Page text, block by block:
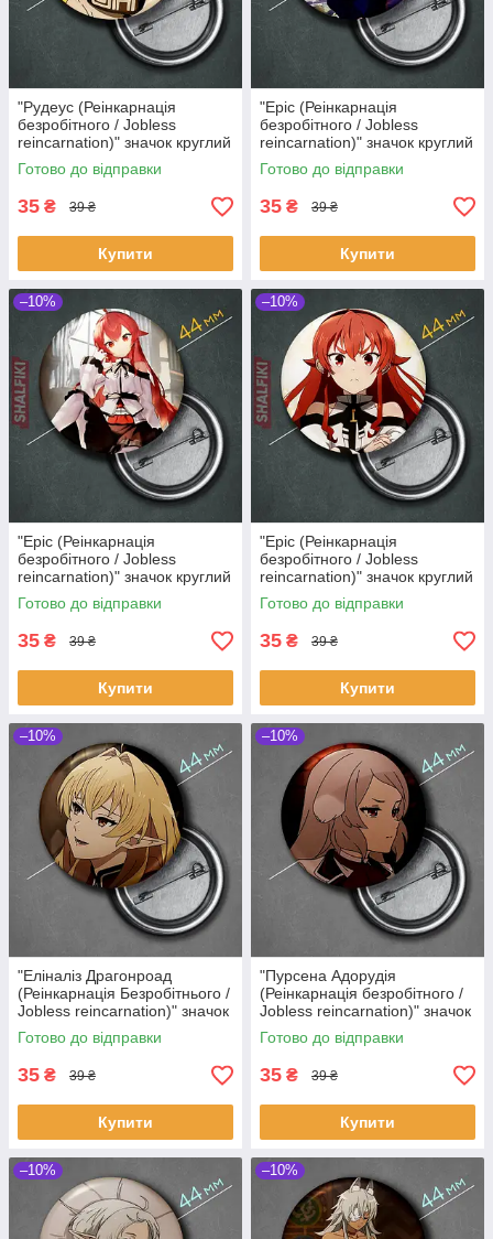
"Рудеус (Реінкарнація
безробітного / Jobless
reincarnation)" значок круглий
на булавці Ø44 мм
Готово до відправки
35 ₴ 39 ₴
Купити
"Еріс (Реінкарнація
безробітного / Jobless
reincarnation)" значок круглий
на булавці Ø44 мм
Готово до відправки
35 ₴ 39 ₴
Купити
–10%
"Еріс (Реінкарнація
безробітного / Jobless
reincarnation)" значок круглий
на булавці Ø44 мм
Готово до відправки
35 ₴ 39 ₴
Купити
–10%
"Еріс (Реінкарнація
безробітного / Jobless
reincarnation)" значок круглий
на булавці Ø44 мм
Готово до відправки
35 ₴ 39 ₴
Купити
–10%
"Еліналіз Драгонроад
(Реінкарнація Безробітнього /
Jobless reincarnation)" значок
круглий на булавці Ø44 мм
Готово до відправки
35 ₴ 39 ₴
Купити
–10%
"Пурсена Адорудія
(Реінкарнація безробітного /
Jobless reincarnation)" значок
круглий на булавці Ø44 мм
Готово до відправки
35 ₴ 39 ₴
Купити
–10% –10%